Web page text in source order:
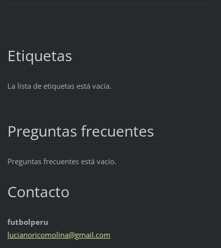
Etiquetas
La lista de etiquetas está vacía.
Preguntas frecuentes
Preguntas frecuentes está vacío.
Contacto
futbolperu
lucianoricomolina@gmail.com